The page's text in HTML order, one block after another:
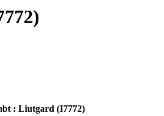
: Liutgard (I7772)